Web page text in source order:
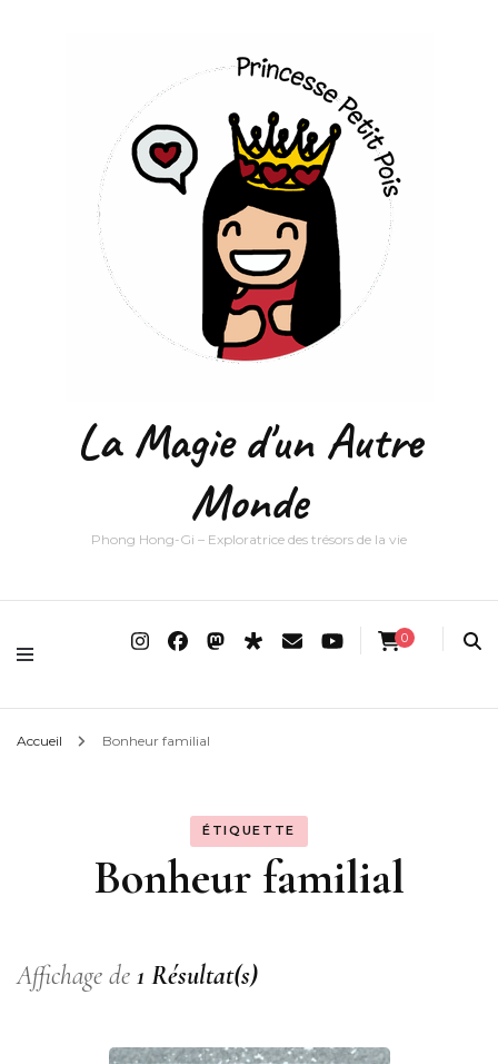
La Magie d'un Autre
Monde
Phong Hong-Gi – Exploratrice des trésors de la vie
0
Accueil Bonheur familial
ÉTIQUETTE
Bonheur familial
Affichage de 1 Résultat(s)